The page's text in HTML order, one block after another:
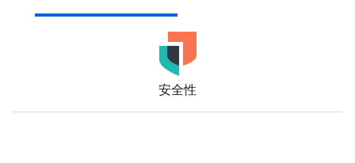
安全性